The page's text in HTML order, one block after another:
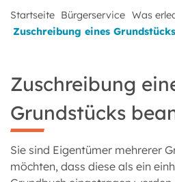
Startseite Bürgerservice Was
Zuschreibung eines
Zuschreibung
Grundstücks
Sie sind Eigentümer mehrerer
möchten, dass diese als ein